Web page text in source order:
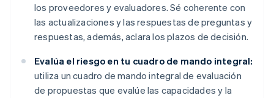
los proveedores y evaluadores. Sé coherente con
las actualizaciones y las respuestas de preguntas y
respuestas, además, aclara los plazos de decisión.
Evalúa el riesgo en tu cuadro de mando integral:
utiliza un cuadro de mando integral de evaluación
de propuestas que evalúe las capacidades y la